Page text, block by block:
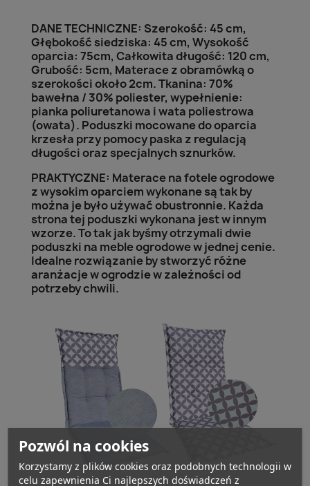
DANE TECHNICZNE: Szerokość: 45 cm,
Głębokość siedziska: 45 cm, Wysokość
oparcia: 75cm, Całkowita długość: 120 cm,
Grubość: 5cm, Materace z obramówką o
szerokości około 2cm. Tkanina: 70%
bawełna / 30% poliester, wypełnienie:
pianka poliuretanowa i wata poliestrowa
(owata). Poduszki mocowane do oparcia
krzesła przy pomocy paska z regulacją
długości oraz specjalnych sznurków.
PRAKTYCZNE: Materace na fotele ogrodowe
z wysokim oparciem wykonane są tak by
można je było używać obustronnie. Każda
strona tej poduszki wykonana jest w innym
wzorze. To tak jak byśmy otrzymali dwie
poduszki na meble ogrodowe w jednej cenie.
Idealne rozwiązanie by stworzyć różne
aranżacje w ogrodzie w zależności od
potrzeby chwili.
Pozwól na cookies
Korzystamy z plików cookies oraz podobnych technologii w
celu zapewnienia Ci najlepszych doświadczeń z